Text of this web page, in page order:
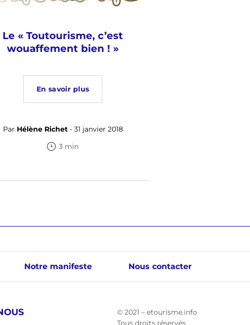
Le « Toutourisme, c’est
wouaffement bien ! »
En savoir plus
Par Hélène Richet- 31 janvier 2018
3 min
Notre manifeste Nous contacter
© 2021 – etourisme.info
Tous droits réservés